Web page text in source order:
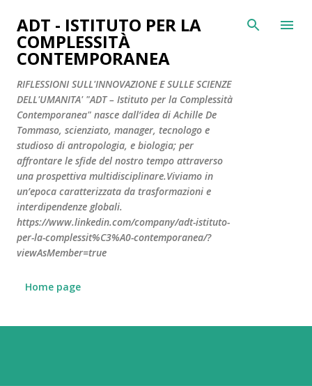
Passa ai contenuti principali
ADT - ISTITUTO PER LA
COMPLESSITÀ
CONTEMPORANEA
RIFLESSIONI SULL'INNOVAZIONE E SULLE SCIENZE
DELL'UMANITA' "ADT – Istituto per la Complessità
Contemporanea" nasce dall’idea di Achille De
Tommaso, scienziato, manager, tecnologo e
studioso di antropologia, e biologia; per
affrontare le sfide del nostro tempo attraverso
una prospettiva multidisciplinare.Viviamo in
un’epoca caratterizzata da trasformazioni e
interdipendenze globali.
https://www.linkedin.com/company/adt-istituto-
per-la-complessit%C3%A0-contemporanea/?
viewAsMember=true
Home page